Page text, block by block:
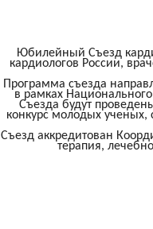
Юбилейный Съезд
кардиологов России,
Программа съезда
в рамках
Съезда будут
конкурс молодых
Съезд аккредитован
терапия,